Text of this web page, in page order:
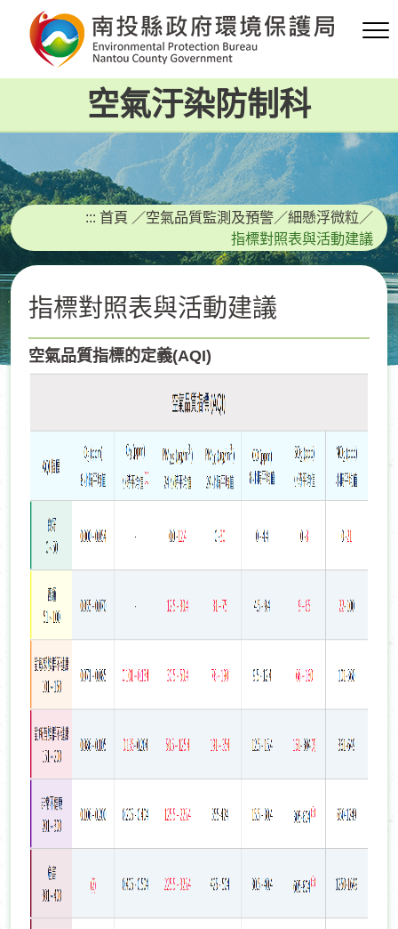
要
容
區
塊
空氣汙染防制科
::: 首頁 ／空氣品質監測及預警／細懸浮微粒 ／
指標對照表與活動建議
指標對照表與活動建議
空氣品質指標的定義(AQI)